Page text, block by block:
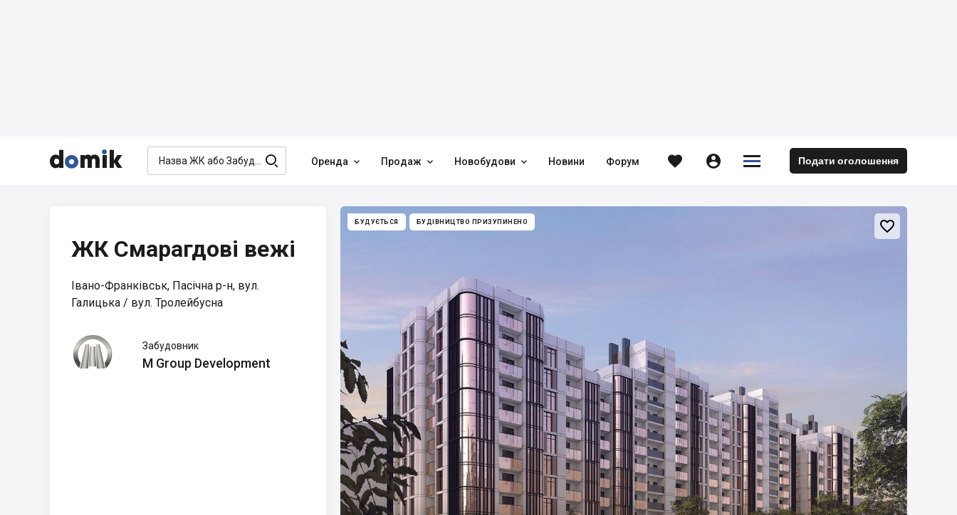


  Оренда  Продаж  Новобудови  Новини Форум   

 Подати оголошення
БУДУЄТЬСЯ БУДІВНИЦТВО ПРИЗУПИНЕНО 
ЖК Смарагдові вежі
Івано-Франківськ, Пасічна р-н, вул.
Галицька / вул. Тролейбусна
M Group
Development
Забудовник
M Group Development